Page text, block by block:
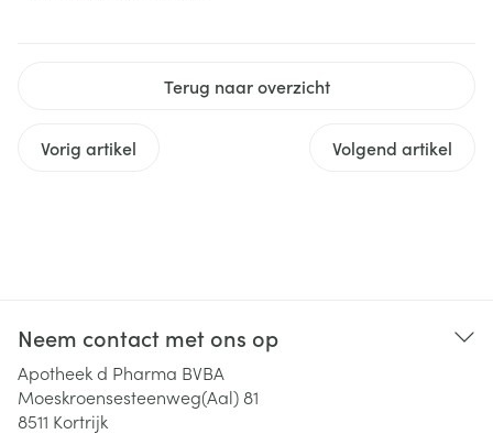
Terug naar overzicht
Vorig artikel Volgend artikel
Neem contact met ons op
Apotheek d Pharma BVBA
Moeskroensesteenweg(Aal) 81
8511 Kortrijk